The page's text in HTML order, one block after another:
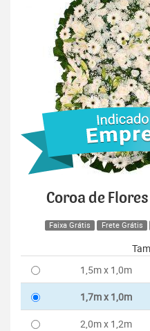
Coroa de
Faixa Grátis Frete Grátis
1,5m x 1,0m
1,7m x 1,0m
2,0m x 1,2m